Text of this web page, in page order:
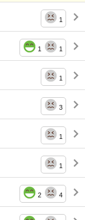
1
1 1
1
3
1
1
2 4